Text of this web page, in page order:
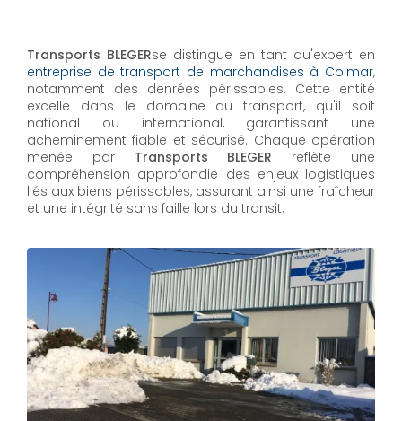
Transports BLEGERse distingue en tant qu'expert en
entreprise de transport de marchandises à Colmar,
notamment des denrées périssables. Cette entité
excelle dans le domaine du transport, qu'il soit
national ou international, garantissant une
acheminement fiable et sécurisé. Chaque opération
menée par Transports BLEGER reflète une
compréhension approfondie des enjeux logistiques
liés aux biens périssables, assurant ainsi une fraîcheur
et une intégrité sans faille lors du transit.